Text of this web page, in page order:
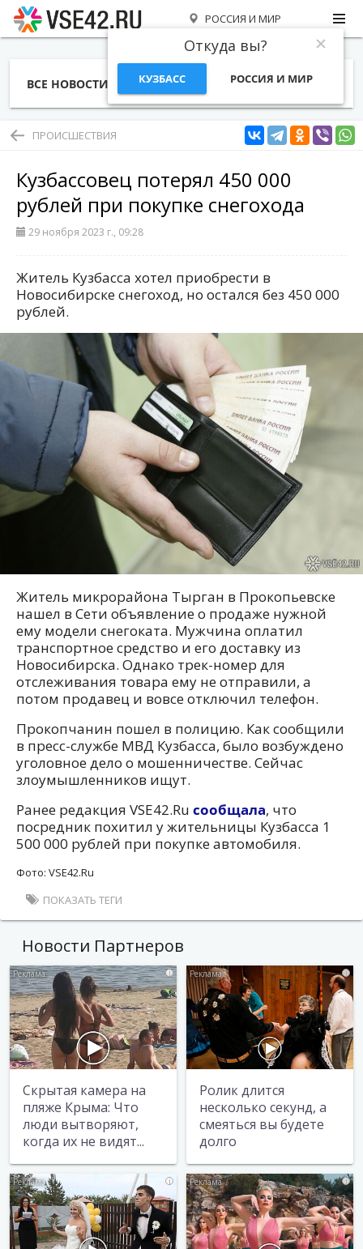
РОССИЯ И МИР
Откуда вы?
КУЗБАСС РОССИЯ И МИР
ВСЕ НОВОСТИ СТАТЬИ ТЕМЫ ФОТО
ПРОИСШЕСТВИЯ
Кузбассовец потерял 450 000
рублей при покупке снегохода
29 ноября 2023 г., 09:28
Житель Кузбасса хотел приобрести в
Новосибирске снегоход, но остался без 450 000
рублей.
Житель микрорайона Тырган в Прокопьевске
нашел в Сети объявление о продаже нужной
ему модели снегоката. Мужчина оплатил
транспортное средство и его доставку из
Новосибирска. Однако трек-номер для
отслеживания товара ему не отправили, а
потом продавец и вовсе отключил телефон.
Прокопчанин пошел в полицию. Как сообщили
в пресс-службе МВД Кузбасса, было возбуждено
уголовное дело о мошенничестве. Сейчас
злоумышленников ищут.
Ранее редакция VSE42.Ru сообщала, что
посредник похитил у жительницы Кузбасса 1
500 000 рублей при покупке автомобиля.
Фото: VSE42.Ru
ПОКАЗАТЬ ТЕГИ
Новости Партнеров
i
Скрытая камера на
пляже Крыма: Что
люди вытворяют,
когда их не видят...
i
Ролик длится
несколько секунд, а
смеяться вы будете
долго
i i